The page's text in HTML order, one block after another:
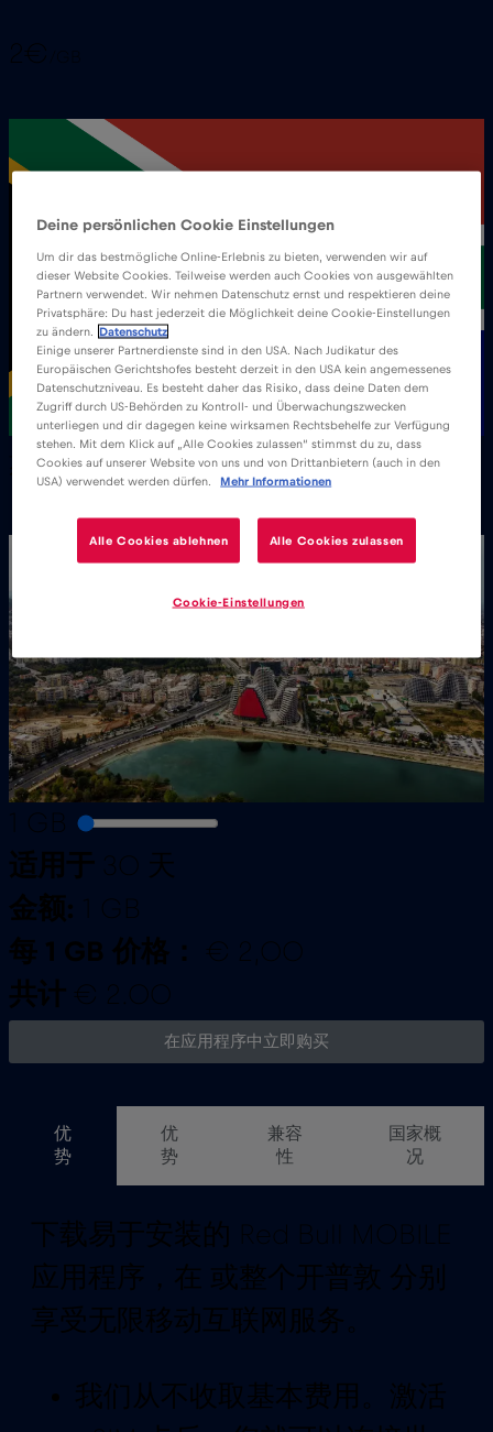
2€
覆盖全国
1 GB
适用于 30 天
金额: 1 GB
每 1 GB 价格：
€ 2,00
共计 € 2.00
在应用程序中立即购买
优
势
优
势
兼容
性
国家概
况
下载易于安装的 Red Bull MOBILE
应用程序，在 或整个开普敦 分别
享受无限移动互联网服务。
我们从不收取基本费用。激活
Deine persönlichen Cookie Einstellungen
Um dir das bestmögliche Online-Erlebnis zu bieten, verwenden wir auf
dieser Website Cookies. Teilweise werden auch Cookies von ausgewählten
Partnern verwendet. Wir nehmen Datenschutz ernst und respektieren deine
Privatsphäre: Du hast jederzeit die Möglichkeit deine Cookie-Einstellungen
zu ändern.
Datenschutz
Einige unserer Partnerdienste sind in den USA. Nach Judikatur des
Europäischen Gerichtshofes besteht derzeit in den USA kein angemessenes
Datenschutzniveau. Es besteht daher das Risiko, dass deine Daten dem
Zugriff durch US-Behörden zu Kontroll- und Überwachungszwecken
unterliegen und dir dagegen keine wirksamen Rechtsbehelfe zur Verfügung
stehen. Mit dem Klick auf „Alle Cookies zulassen“ stimmst du zu, dass
Cookies auf unserer Website von uns und von Drittanbietern (auch in den
USA) verwendet werden dürfen.
Mehr Informationen
Alle Cookies ablehnen Alle Cookies zulassen
Cookie-Einstellungen